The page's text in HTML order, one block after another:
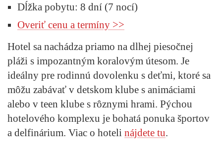
Dĺžka pobytu: 8 dní (7 nocí)
Overiť cenu a termíny >>
Hotel sa nachádza priamo na dlhej piesočnej
pláži s impozantným koralovým útesom. Je
ideálny pre rodinnú dovolenku s deťmi, ktoré sa
môžu zabávať v detskom klube s animáciami
alebo v teen klube s rôznymi hrami. Pýchou
hotelového komplexu je bohatá ponuka športov
a delfinárium. Viac o hoteli nájdete tu.